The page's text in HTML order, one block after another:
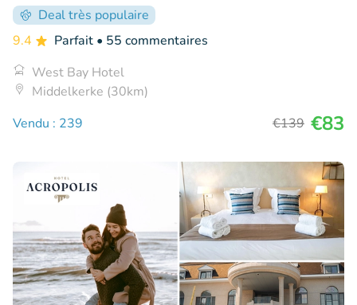
Deal très populaire
9.4
Parfait • 55 commentaires
West Bay Hotel
Middelkerke (30km)
Vendu : 239
€139 €83